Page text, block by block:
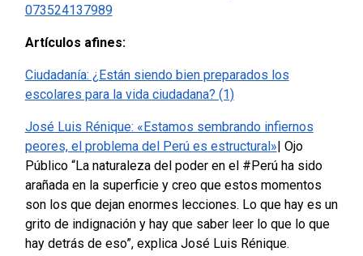
073524137989
Artículos afines:
Ciudadanía: ¿Están siendo bien preparados los
escolares para la vida ciudadana? (1)
José Luis Rénique: «Estamos sembrando infiernos
peores, el problema del Perú es estructural»| Ojo
Público “La naturaleza del poder en el #Perú ha sido
arañada en la superficie y creo que estos momentos
son los que dejan enormes lecciones. Lo que hay es un
grito de indignación y hay que saber leer lo que lo que
hay detrás de eso”, explica José Luis Rénique.